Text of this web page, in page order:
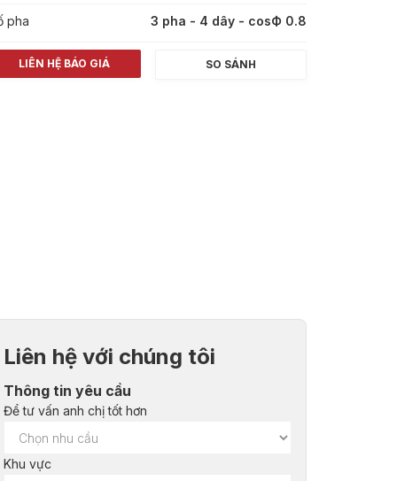
pha 3 pha - 4 dây - cosФ 0.8
LIÊN HỆ BÁO GIÁ SO SÁNH
Liên hệ với chúng tôi
Thông tin yêu cầu
Để tư vấn anh chị tốt hơn
Khu vực